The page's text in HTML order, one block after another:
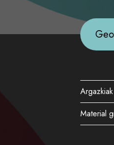
Argazkiak
Material